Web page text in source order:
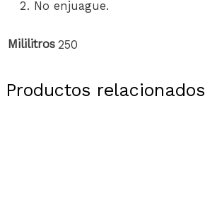
No enjuague.
Mililitros 250
Productos relacionados